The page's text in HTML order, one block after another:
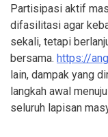
Partisipasi aktif
difasilitasi agar
sekali, tetapi
bersama. https://
lain, dampak yang
langkah awal
seluruh lapisan